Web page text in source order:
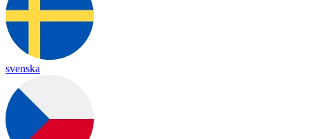
svenska